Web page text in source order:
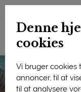
Denne
cookies
Vi bruger cookies
annoncer, til at
til at analysere